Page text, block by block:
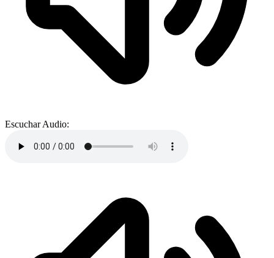
Escuchar Audio: